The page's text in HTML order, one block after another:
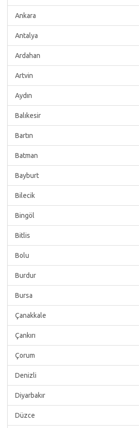
Ankara
Antalya
Ardahan
Artvin
Aydın
Balıkesir
Bartın
Batman
Bayburt
Bilecik
Bingöl
Bitlis
Bolu
Burdur
Bursa
Çanakkale
Çankırı
Çorum
Denizli
Diyarbakır
Düzce